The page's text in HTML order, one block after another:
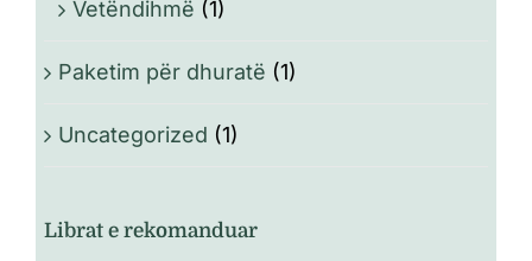
Vetëndihmë (1)
Paketim për dhuratë (1)
Uncategorized (1)
Librat e rekomanduar